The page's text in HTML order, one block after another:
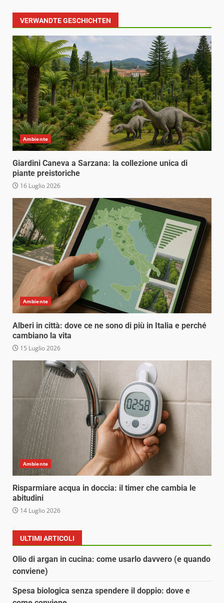
VERWANDTE GESCHICHTEN
Ambiente
Giardini Caneva a Sarzana: la collezione unica di
piante preistoriche
16 Luglio 2026
Ambiente
Alberi in città: dove ce ne sono di più in Italia e perché
cambiano la vita
15 Luglio 2026
Ambiente
Risparmiare acqua in doccia: il timer che cambia le
abitudini
14 Luglio 2026
ULTIMI ARTICOLI
Olio di argan in cucina: come usarlo davvero (e quando
conviene)
Spesa biologica senza spendere il doppio: dove e